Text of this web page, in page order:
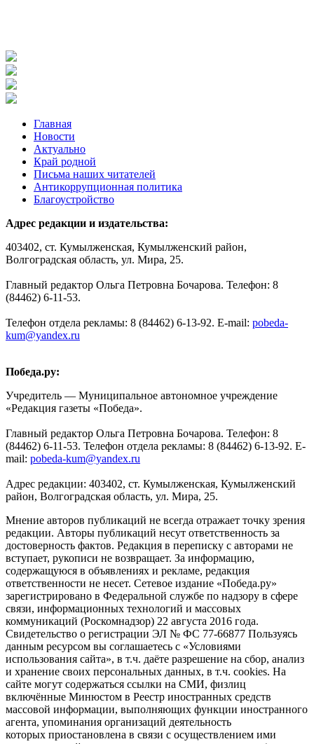
Главная
Новости
Актуально
Край родной
Письма наших читателей
Антикоррупционная политика
Благоустройство
Адрес редакции и издательства:
403402, ст. Кумылженская, Кумылженский район,
Волгоградская область, ул. Мира, 25.
Главный редактор Ольга Петровна Бочарова. Телефон: 8
(84462) 6-11-53.
Телефон отдела рекламы: 8 (84462) 6-13-92. E-mail: pobeda-
kum@yandex.ru
Победа.ру:
Учредитель — Муниципальное автономное учреждение
«Редакция газеты «Победа».
Главный редактор Ольга Петровна Бочарова. Телефон: 8
(84462) 6-11-53. Телефон отдела рекламы: 8 (84462) 6-13-92. E-
mail: pobeda-kum@yandex.ru
Адрес редакции: 403402, ст. Кумылженская, Кумылженский
район, Волгоградская область, ул. Мира, 25.
Мнение авторов публикаций не всегда отражает точку зрения
редакции. Авторы публикаций несут ответственность за
достоверность фактов. Редакция в переписку с авторами не
вступает, рукописи не возвращает. За информацию,
содержащуюся в объявлениях и рекламе, редакция
ответственности не несет. Сетевое издание «Победа.ру»
зарегистрировано в Федеральной службе по надзору в сфере
связи, информационных технологий и массовых
коммуникаций (Роскомнадзор) 22 августа 2016 года.
Свидетельство о регистрации ЭЛ № ФС 77-66877 Пользуясь
данным ресурсом вы соглашаетесь с «Условиями
использования сайта», в т.ч. даёте разрешение на сбор, анализ
и хранение своих персональных данных, в т.ч. cookies. На
сайте могут содержаться ссылки на СМИ, физлиц
включённые Минюстом в Реестр иностранных средств
массовой информации, выполняющих функции иностранного
агента, упоминания организаций деятельность
которых приостановлена в связи с осуществлением ими